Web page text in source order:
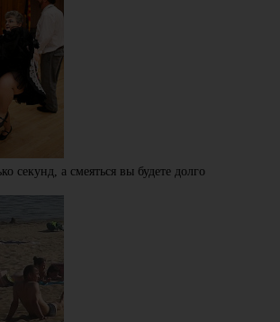
секунд, а смеяться вы будете долго